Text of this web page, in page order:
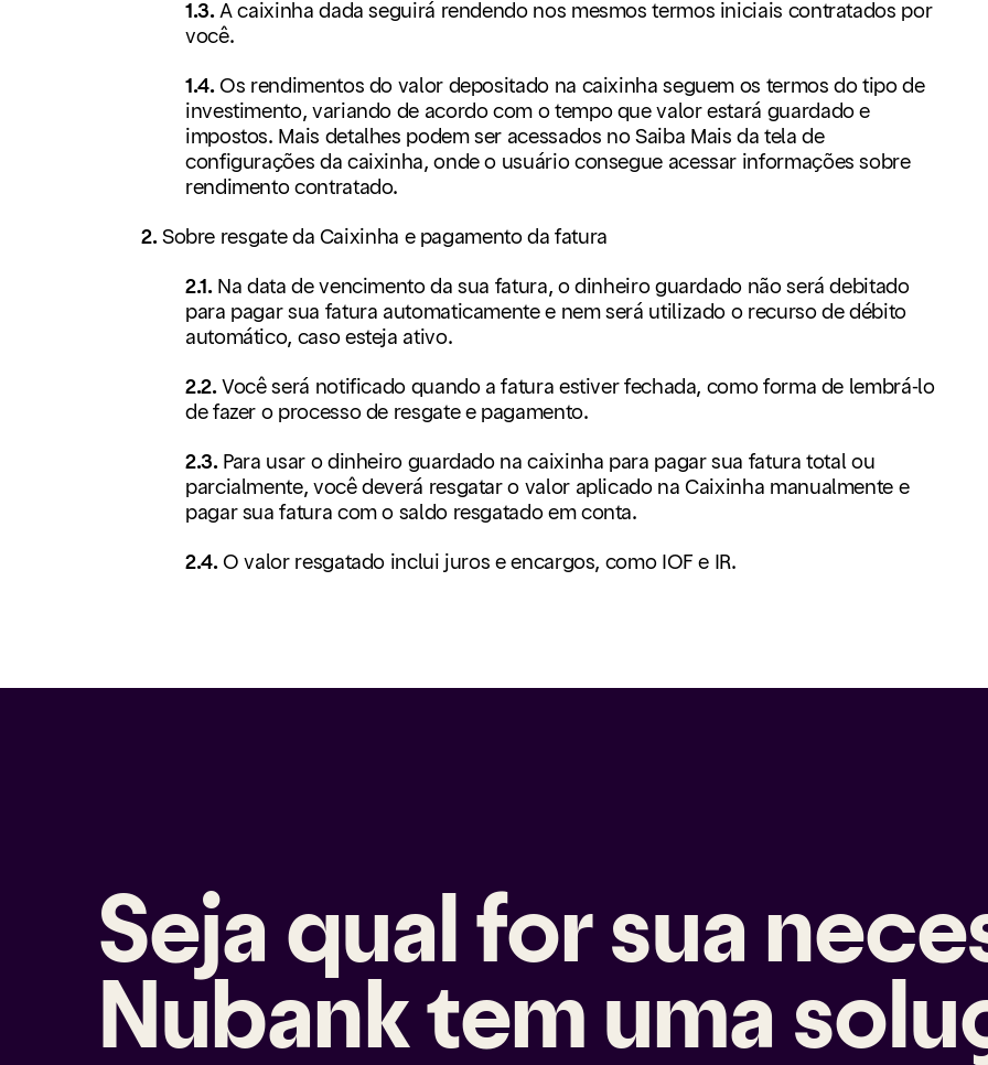
1.3. A caixinha dada seguirá rendendo nos mesmos termos iniciais contratados por
você.
1.4.Os rendimentos do valor depositado na caixinha seguem os termos do tipo de
investimento, variando de acordo com o tempo que valor estará guardado e
impostos. Mais detalhes podem ser acessados no Saiba Mais da tela de
configurações da caixinha, onde o usuário consegue acessar informações sobre
rendimento contratado.
2. Sobre resgate da Caixinha e pagamento da fatura
2.1. Na data de vencimento da sua fatura, o dinheiro guardado não será debitado
para pagar sua fatura automaticamente e nem será utilizado o recurso de débito
automático, caso esteja ativo.
2.2.Você será notificado quando a fatura estiver fechada, como forma de lembrá-lo
de fazer o processo de resgate e pagamento.
2.3. Para usar o dinheiro guardado na caixinha para pagar sua fatura total ou
parcialmente, você deverá resgatar o valor aplicado na Caixinha manualmente e
pagar sua fatura com o saldo resgatado em conta.
2.4.O valor resgatado inclui juros e encargos, como IOF e IR.
Seja qual for sua
Nubank tem uma